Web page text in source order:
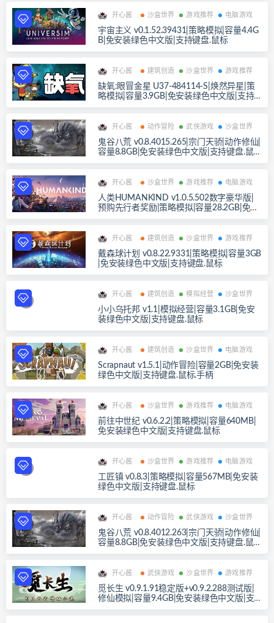
开心酱 沙盒世界 游戏推荐 电脑游戏
宇宙主义 v0.1.52.39431|策略模拟|容量4.4G
B|免安装绿色中文版|支持键盘.鼠标
开心酱 建筑创造 沙盒世界 游戏推荐
缺氧:眼冒金星 U37-484114-S|焕然异星|策
略模拟|容量3.9GB|免安装绿色中文版|支持
键盘.鼠标
开心酱 动作冒险 武侠游戏 沙盒世界
鬼谷八荒 v0.8.4015.265|宗门天骄|动作修仙|
容量8.8GB|免安装绿色中文版|支持键盘.鼠
标
开心酱 沙盒世界 游戏推荐 电脑游戏
人类HUMANKIND v1.0.5.502数字豪华版|
预购先行者奖励|策略模拟|容量28.2GB|免安
装绿色中文版|支持键盘.鼠标
开心酱 建筑创造 沙盒世界 游戏推荐
戴森球计划 v0.8.22.9331|策略模拟|容量3GB
|免安装绿色中文版|支持键盘.鼠标
开心酱 建筑创造 模拟经营 沙盒世界
小小乌托邦 v1.1|模拟经营|容量3.1GB|免安
装绿色中文版|支持键盘.鼠标
开心酱 建筑创造 沙盒世界 电脑游戏
Scrapnaut v1.5.1|动作冒险|容量2GB|免安装
绿色中文版|支持键盘.鼠标.手柄
开心酱 沙盒世界 游戏推荐 电脑游戏
前往中世纪 v0.6.2.2|策略模拟|容量640MB|
免安装绿色中文版|支持键盘.鼠标
开心酱 沙盒世界 游戏推荐 电脑游戏
工匠镇 v0.8.3|策略模拟|容量567MB|免安装
绿色中文版|支持键盘.鼠标
开心酱 动作冒险 武侠游戏 沙盒世界
鬼谷八荒 v0.8.4012.263|宗门天骄|动作修仙|
容量8.8GB|免安装绿色中文版|支持键盘.鼠
标
开心酱 武侠游戏 沙盒世界 游戏推荐
觅长生 v0.9.1.91稳定版+v0.9.2.288测试版|
修仙模拟|容量9.4GB|免安装绿色中文版|支
持键盘.鼠标